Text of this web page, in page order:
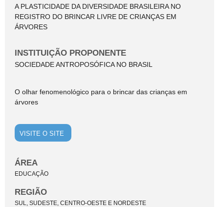
A PLASTICIDADE DA DIVERSIDADE BRASILEIRA NO
REGISTRO DO BRINCAR LIVRE DE CRIANÇAS EM
ÁRVORES
INSTITUIÇÃO PROPONENTE
SOCIEDADE ANTROPOSÓFICA NO BRASIL
O olhar fenomenológico para o brincar das crianças em
árvores
VISITE O SITE
ÁREA
EDUCAÇÃO
REGIÃO
SUL, SUDESTE, CENTRO-OESTE E NORDESTE